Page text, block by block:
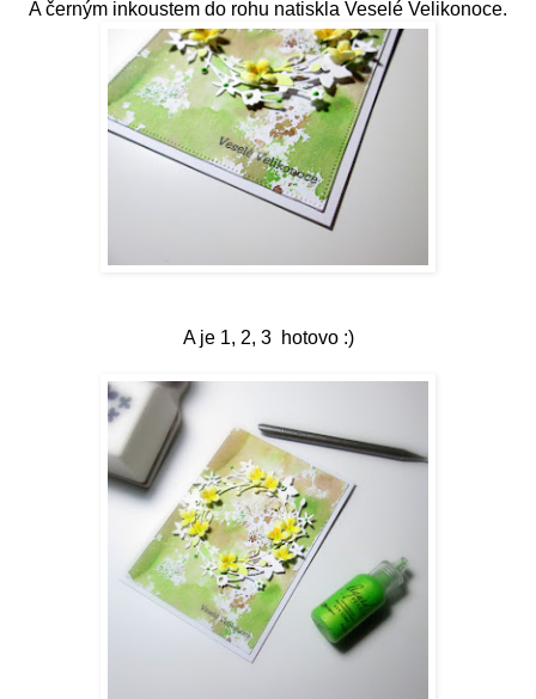
A černým inkoustem do rohu natiskla Veselé Velikonoce.
A je 1, 2, 3 hotovo :)